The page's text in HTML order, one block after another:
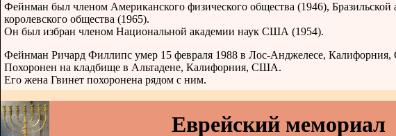
Фейнман был членом Американского физического общества (1946), Бразильской
королевского общества (1965).
Он был избран членом Национальной академии наук США (1954).
Фейнман Ричард Филлипс умер 15 февраля 1988 в Лос-Анджелесе,
Похоронен на кладбище в Альтадене, Калифорния, США.
Его жена Гвинет похоронена рядом с ним.
Еврейский мемориал